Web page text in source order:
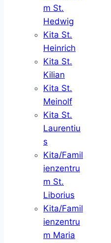
m St.
Hedwig
Kita St.
Heinrich
Kita St.
Kilian
Kita St.
Meinolf
Kita St.
Laurentiu
s
Kita/Famil
ienzentru
m St.
Liborius
Kita/Famil
ienzentru
m Maria